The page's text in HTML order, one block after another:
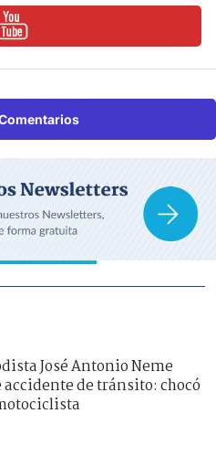
José Antonio Neme
de tránsito: chocó